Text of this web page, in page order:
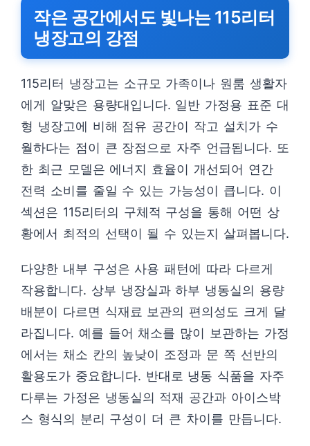
작은 공간에서도 빛나는 115리터
냉장고의 강점
115리터 냉장고는 소규모 가족이나 원룸 생활자
에게 알맞은 용량대입니다. 일반 가정용 표준 대
형 냉장고에 비해 점유 공간이 작고 설치가 수
월하다는 점이 큰 장점으로 자주 언급됩니다. 또
한 최근 모델은 에너지 효율이 개선되어 연간
전력 소비를 줄일 수 있는 가능성이 큽니다. 이
섹션은 115리터의 구체적 구성을 통해 어떤 상
황에서 최적의 선택이 될 수 있는지 살펴봅니다.
다양한 내부 구성은 사용 패턴에 따라 다르게
작용합니다. 상부 냉장실과 하부 냉동실의 용량
배분이 다르면 식재료 보관의 편의성도 크게 달
라집니다. 예를 들어 채소를 많이 보관하는 가정
에서는 채소 칸의 높낮이 조정과 문 쪽 선반의
활용도가 중요합니다. 반대로 냉동 식품을 자주
다루는 가정은 냉동실의 적재 공간과 아이스박
스 형식의 분리 구성이 더 큰 차이를 만듭니다.